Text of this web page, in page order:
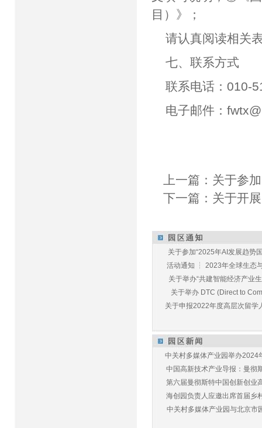
目）》；
请认真阅读相关
七、联系方式
联系电话：010-
电子邮件：
上一篇： 关于参
下一篇： 关于开
关于参加“2025年AI发展趋势
活动通知 ┆ 2023年全球生态
关于举办“共建智能经济产业
关于举办 DTC (Direct to
关于申报2022年度高层次留学
中关村多媒体产业园举办2024
中国高新技术产业导报：曼彻
第六届曼彻斯特中国创新创业
海创园负责人应邀出席首届乡
中关村多媒体产业园与北京市